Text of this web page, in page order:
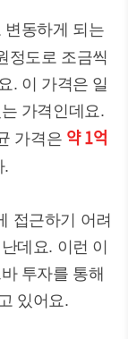
변동하게 되는
정도로 조금씩
. 이 가격은 일
가격인데요.
가격은 약 1억
.
접근하기 어려
데요. 이런 이
투자를 통해
있어요.